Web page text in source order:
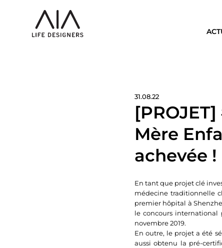
31.08.22
Mère
achevée !
En tant que projet clé
médecine traditionnelle
premier hôpital à
le concours
novembre 2019.
En outre, le projet a été
aussi obtenu la pré-